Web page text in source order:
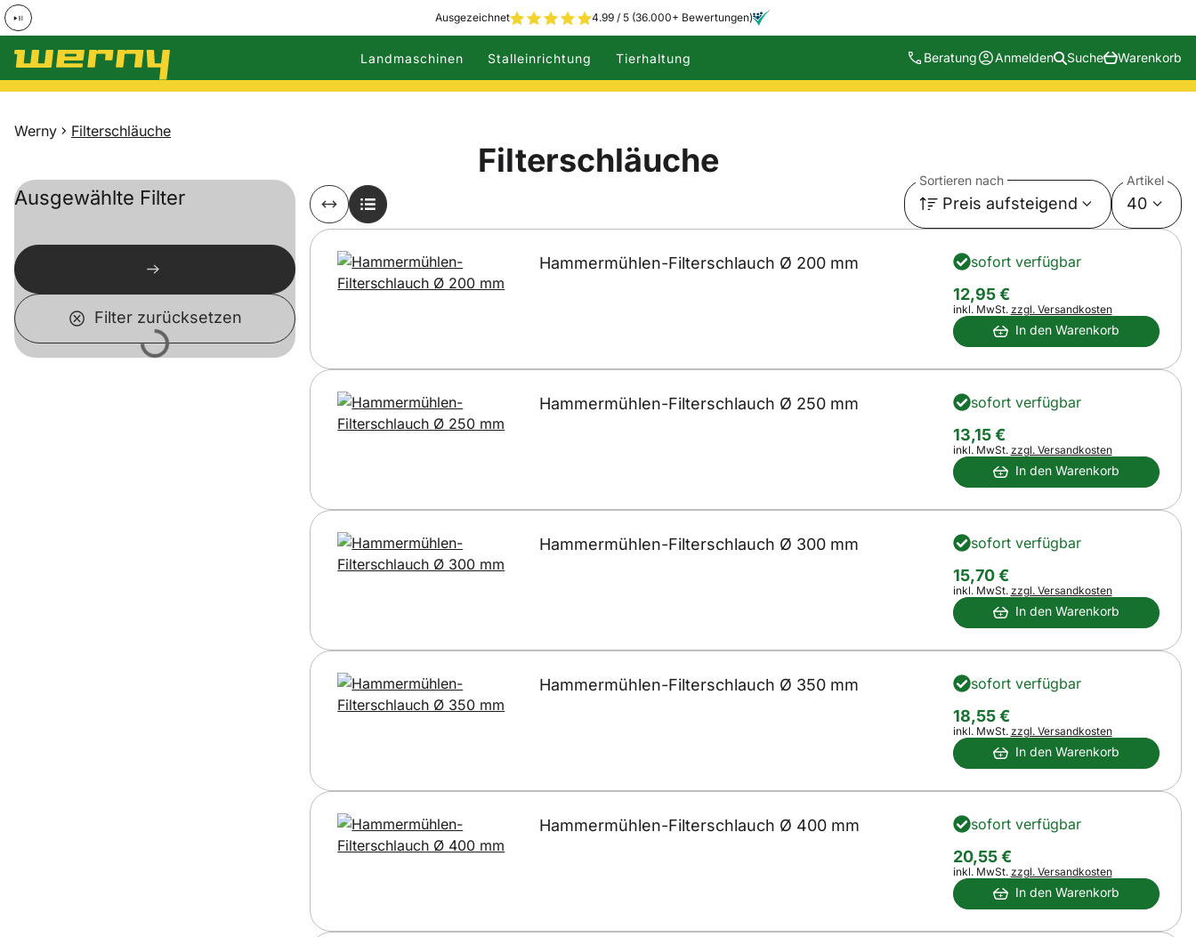
Ausgezeichnet 4.99 / 5 (36.000+ Bewertungen)
Zum Hauptinhalt springen
Landmaschinen Stalleinrichtung Tierhaltung Beratung Anmelden Suche Warenkorb
Werny Filterschläuche
Filterschläuche
Lädt
Ausgewählte Filter
Filter zurücksetzen
Sortieren nach
Preis aufsteigend
Artikel
40
Hammermühlen-Filterschlauch Ø 200 mm sofort verfügbar
12,95€
Steuerhinweis:
inkl. MwSt. zzgl. Versandkosten
In den Warenkorb
Hammermühlen-Filterschlauch Ø 250 mm sofort verfügbar
13,15€
Steuerhinweis:
inkl. MwSt. zzgl. Versandkosten
In den Warenkorb
Hammermühlen-Filterschlauch Ø 300 mm sofort verfügbar
15,70€
Steuerhinweis:
inkl. MwSt. zzgl. Versandkosten
In den Warenkorb
Hammermühlen-Filterschlauch Ø 350 mm sofort verfügbar
18,55€
Steuerhinweis:
inkl. MwSt. zzgl. Versandkosten
In den Warenkorb
Hammermühlen-Filterschlauch Ø 400 mm sofort verfügbar
20,55€
Steuerhinweis:
inkl. MwSt. zzgl. Versandkosten
In den Warenkorb